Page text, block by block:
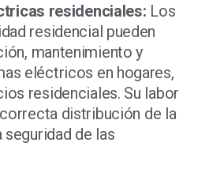
residenciales: Los
residencial pueden
mantenimiento y
eléctricos en hogares,
residenciales. Su labor
distribución de la
de las